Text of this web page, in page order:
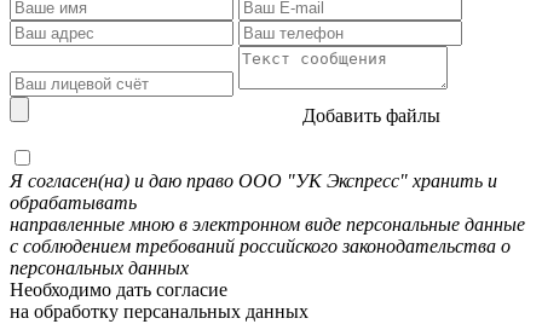
Добавить файлы
Я согласен(на) и даю право ООО "УК Экспресс" хранить и
обрабатывать
направленные мною в электронном виде персональные данные
с соблюдением требований российского законодательства о
персональных данных
Необходимо дать согласие
на обработку персанальных данных